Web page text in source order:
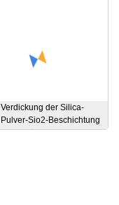
Verdickung der Silica-
Pulver-Sio2-Beschichtung
durch Fällungsmethode